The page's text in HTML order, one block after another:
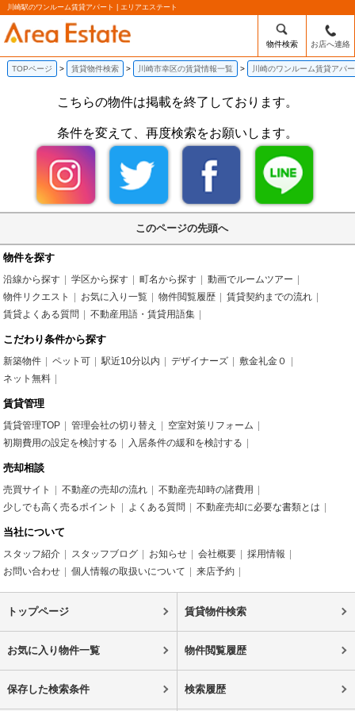
川崎駅のワンルーム賃貸アパート | エリアエステート
物件検索 お店へ連絡
TOPページ 賃貸物件検索 川崎市幸区の賃貸情報一覧 川崎のワンルーム賃貸アパ
こちらの物件は掲載を終了しております。
条件を変えて、再度検索をお願いします。
このページの先頭へ
物件を探す
沿線から探す 学区から探す 町名から探す
動画でルームツアー
物件リクエスト
お気に入り一覧 物件閲覧履歴
賃貸契約までの流れ
賃貸よくある質問
不動産用語・賃貸用語集
こだわり条件から探す
新築物件 ペット可 駅近10分以内 デザイナーズ
敷金礼金０
ネット無料
賃貸管理
賃貸管理TOP 管理会社の切り替え
空室対策リフォーム
初期費用の設定を検討する
入居条件の緩和を検討する
売却相談
売買サイト 不動産の売却の流れ
不動産売却時の諸費用
少しでも高く売るポイント
よくある質問 不動産売却に必要な書類とは
当社について
スタッフ紹介 スタッフブログ お知らせ 会社概要
採用情報
お問い合わせ
個人情報の取扱いについて 来店予約
トップページ 賃貸物件検索
お気に入り物件一覧 物件閲覧履歴
保存した検索条件 検索履歴